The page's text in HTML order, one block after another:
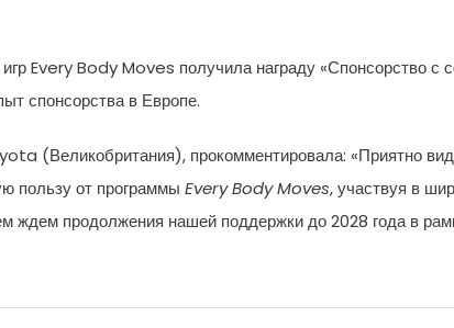
Every Body Moves получила награду
спонсорства в Европе.
(Великобритания), прокомментировала: «Приятно
пользу от программы Every Body Moves, участвуя в
ждем продолжения нашей поддержки до 2028 года в